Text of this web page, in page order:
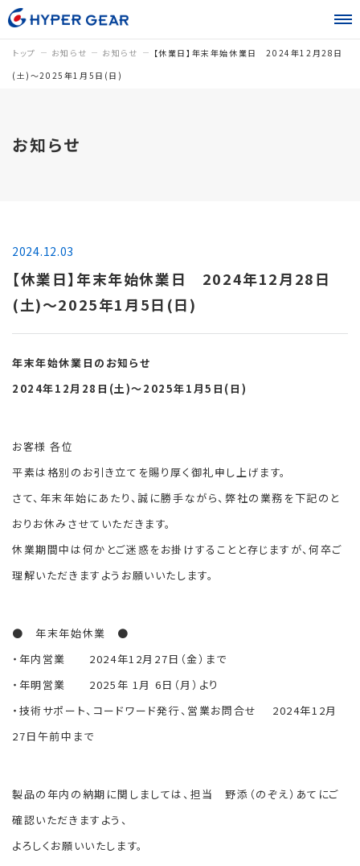
トップ お知らせ お知らせ
【休業日】年末年始休業日 2024年12月28日
(土)～2025年1月5日(日)
お知らせ
2024.12.03
【休業日】年末年始休業日 2024年12月28日
(土)～2025年1月5日(日)
年末年始休業日のお知らせ
2024年12月28日(土)～2025年1月5日(日)
お客様 各位
平素は格別のお引き立てを賜り厚く御礼申し上げます。
さて、年末年始にあたり、誠に勝手ながら、弊社の業務を下記のと
おりお休みさせていただきます。
休業期間中は何かとご迷惑をお掛けすることと存じますが、何卒ご
理解いただきますようお願いいたします。
● 年末年始休業 ●
・年内営業 2024年12月27日（金）まで
・年明営業 2025年 1月 6日（月）より
・技術サポート、コードワード発行、営業お問合せ 2024年12月
27日午前中まで
製品の年内の納期に関しましては、担当 野添（のぞえ）あてにご
確認いただきますよう、
よろしくお願いいたします。